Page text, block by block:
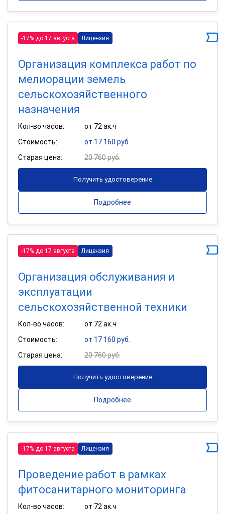
-17% до 17 августа Лицензия
Организация комплекса работ по
мелиорации земель
сельскохозяйственного
назначения
Кол-во часов:
от 72 ак.ч
Стоимость:
от 17 160 руб.
Старая цена:
20 760 руб.
Получить удостоверение
Подробнее
-17% до 17 августа Лицензия
Организация обслуживания и
эксплуатации
сельскохозяйственной техники
Кол-во часов:
от 72 ак.ч
Стоимость:
от 17 160 руб.
Старая цена:
20 760 руб.
Получить удостоверение
Подробнее
-17% до 17 августа Лицензия
Проведение работ в рамках
фитосанитарного мониторинга
Кол-во часов:
от 72 ак.ч